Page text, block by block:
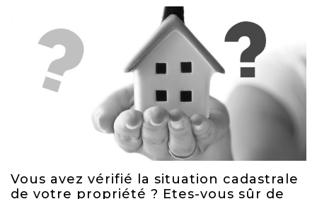
Vous avez vérifié la situation cadastrale
de votre propriété ? Etes-vous sûr de